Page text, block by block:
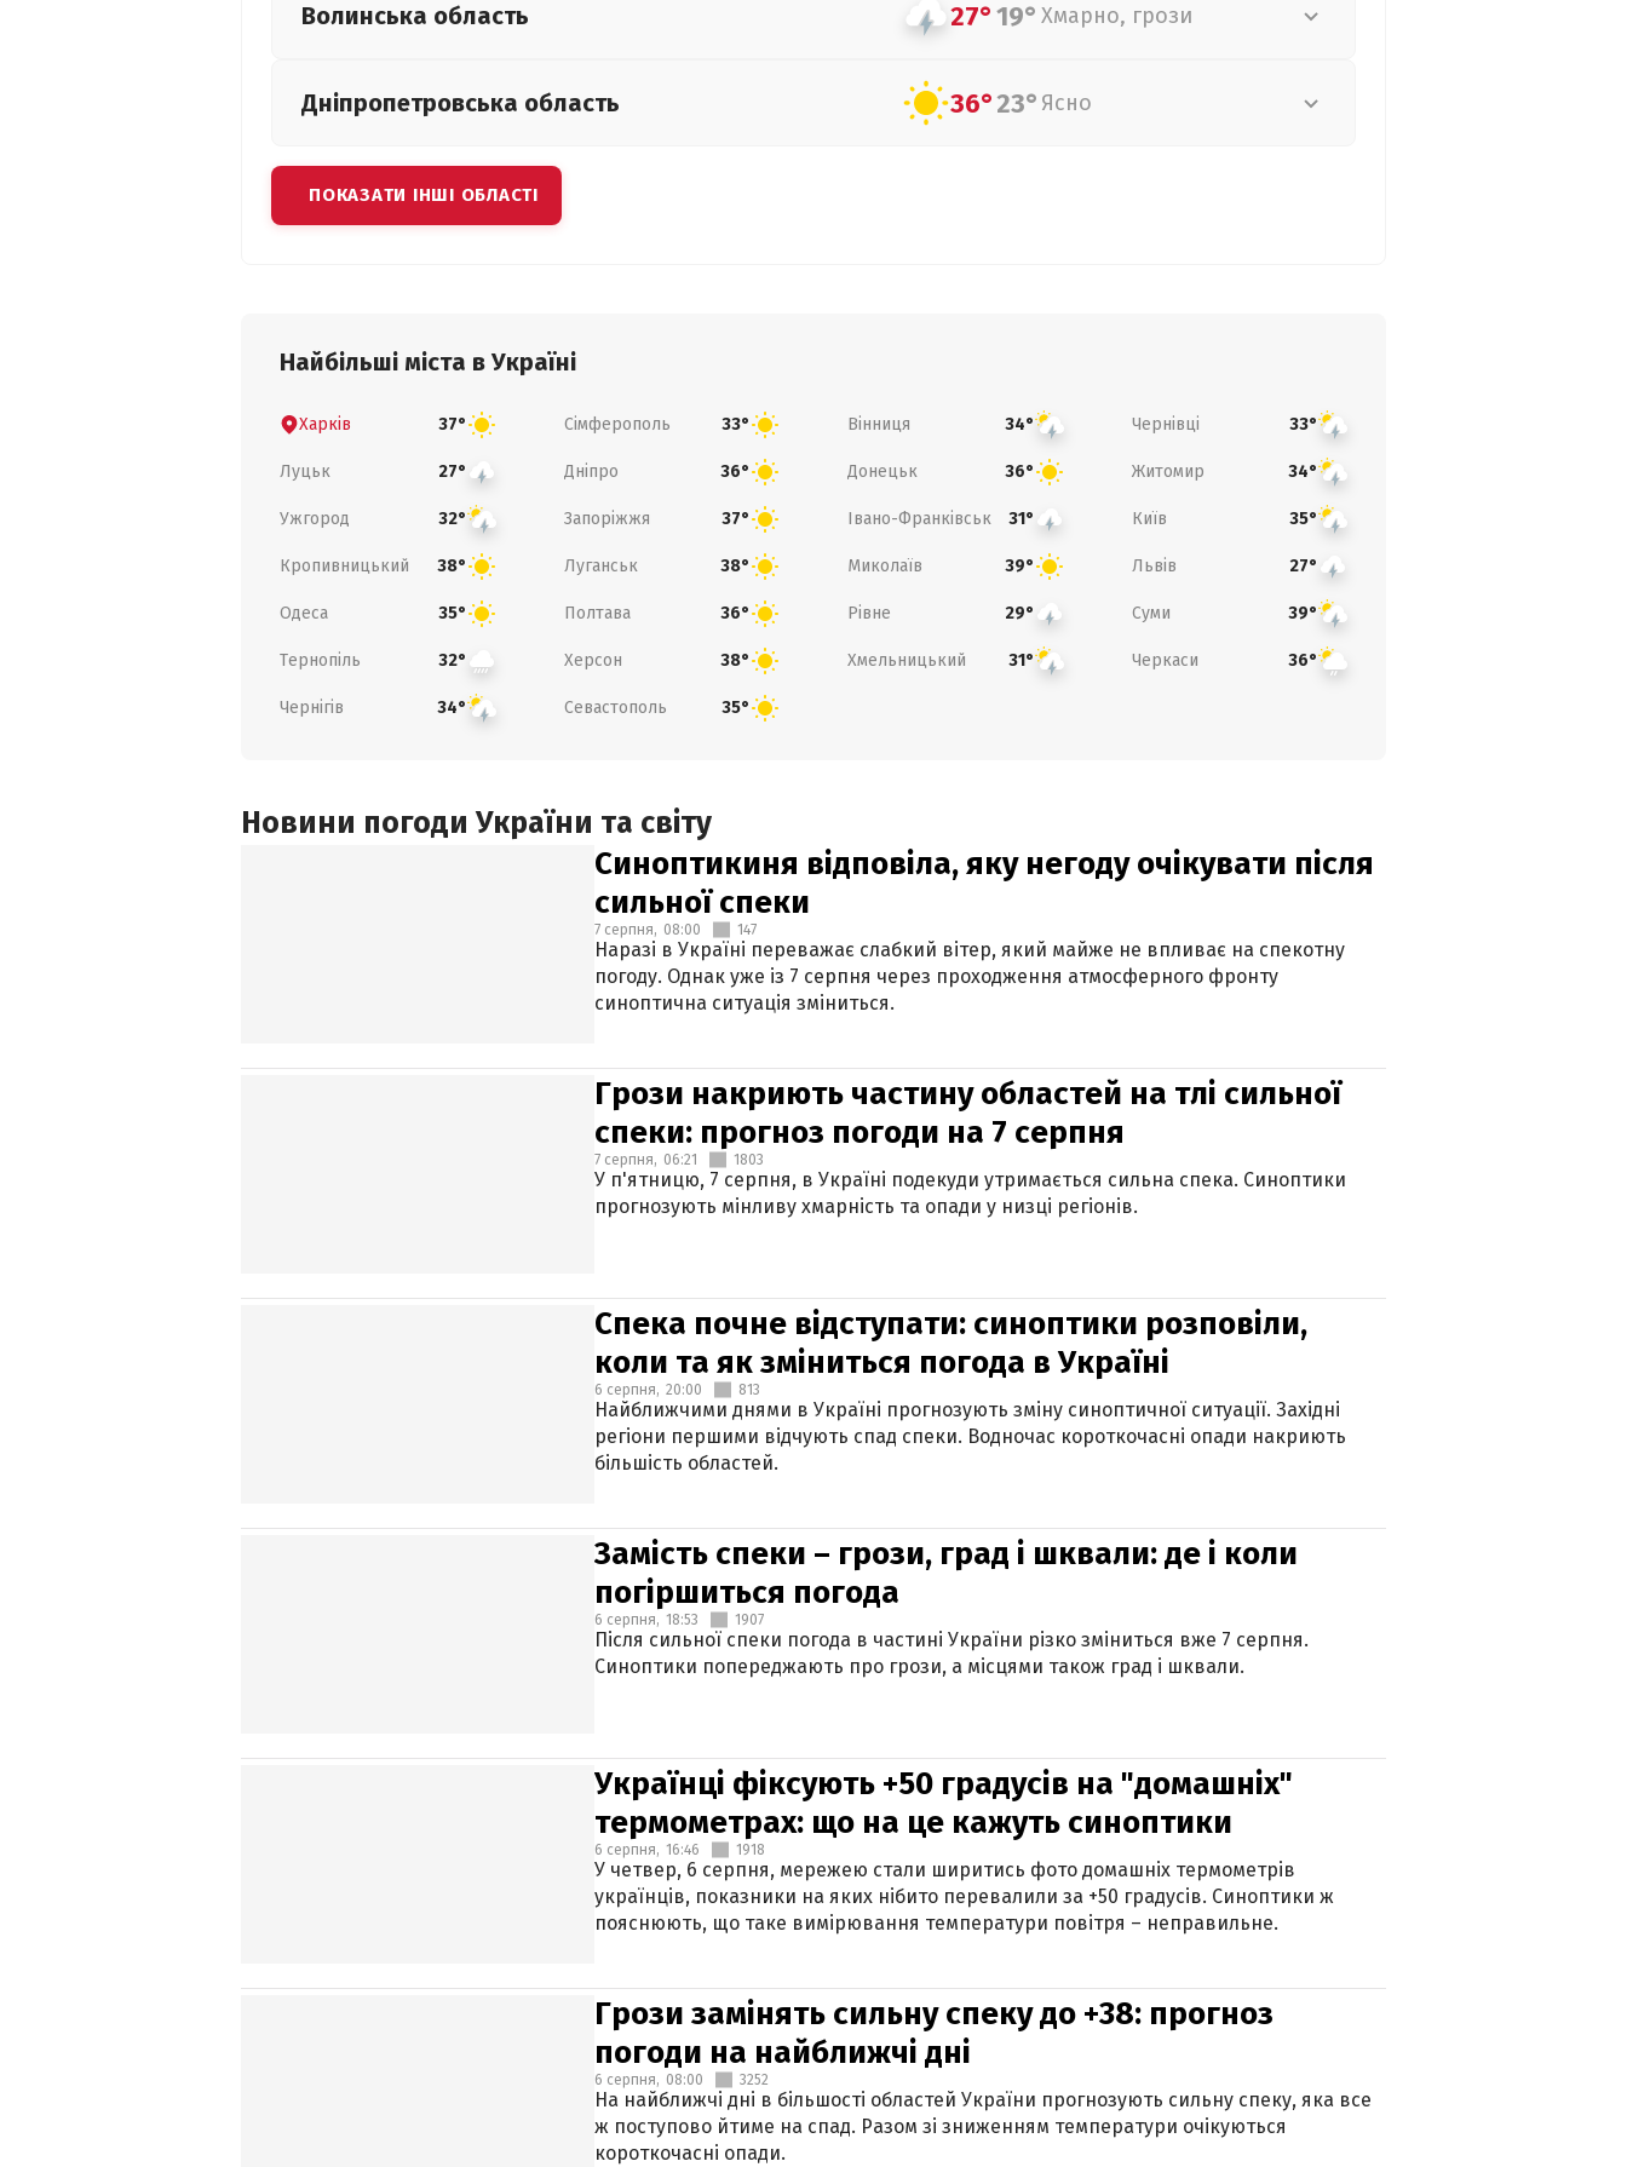
Волинська область 27°19° Хмарно, грози
Дніпропетровська область 36°23° Ясно
ПОКАЗАТИ ІНШІ ОБЛАСТІ
Найбільші міста в Україні
Харків 37° Сімферополь 33° Вінниця 34° Чернівці 33°
Луцьк 27° Дніпро 36° Донецьк 36° Житомир 34°
Ужгород 32° Запоріжжя 37° Івано-Франківськ 31° Київ 35°
Кропивницький 38° Луганськ 38° Миколаїв 39° Львів 27°
Одеса 35° Полтава 36° Рівне 29° Суми 39°
Тернопіль 32° Херсон 38° Хмельницький 31° Черкаси 36°
Чернігів 34° Севастополь 35°
Новини погоди України та світу
Синоптикиня відповіла, яку негоду очікувати після
сильної спеки
7 серпня, 08:00 147
Наразі в Україні переважає слабкий вітер, який майже не впливає на спекотну
погоду. Однак уже із 7 серпня через проходження атмосферного фронту
синоптична ситуація зміниться.
Грози накриють частину областей на тлі сильної
спеки: прогноз погоди на 7 серпня
7 серпня, 06:21 1803
У п'ятницю, 7 серпня, в Україні подекуди утримається сильна спека. Синоптики
прогнозують мінливу хмарність та опади у низці регіонів.
Спека почне відступати: синоптики розповіли,
коли та як зміниться погода в Україні
6 серпня, 20:00 813
Найближчими днями в Україні прогнозують зміну синоптичної ситуації. Західні
регіони першими відчують спад спеки. Водночас короткочасні опади накриють
більшість областей.
Замість спеки – грози, град і шквали: де і коли
погіршиться погода
6 серпня, 18:53 1907
Після сильної спеки погода в частині України різко зміниться вже 7 серпня.
Синоптики попереджають про грози, а місцями також град і шквали.
Українці фіксують +50 градусів на "домашніх"
термометрах: що на це кажуть синоптики
6 серпня, 16:46 1918
У четвер, 6 серпня, мережею стали ширитись фото домашніх термометрів
українців, показники на яких нібито перевалили за +50 градусів. Синоптики ж
пояснюють, що таке вимірювання температури повітря – неправильне.
Грози замінять сильну спеку до +38: прогноз
погоди на найближчі дні
6 серпня, 08:00 3252
На найближчі дні в більшості областей України прогнозують сильну спеку, яка все
ж поступово йтиме на спад. Разом зі зниженням температури очікуються
короткочасні опади.